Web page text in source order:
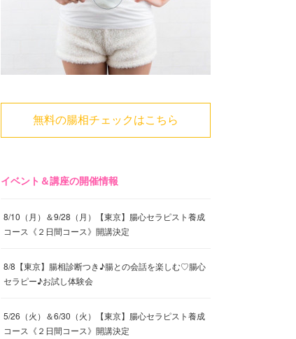
無料の腸相チェックはこちら
イベント＆講座の開催情報
8/10（月）＆9/28（月）【東京】腸心セラピスト養成
コース《２日間コース》開講決定
8/8【東京】腸相診断つき♪腸との会話を楽しむ♡腸心
セラピー♪お試し体験会
5/26（火）＆6/30（火）【東京】腸心セラピスト養成
コース《２日間コース》開講決定